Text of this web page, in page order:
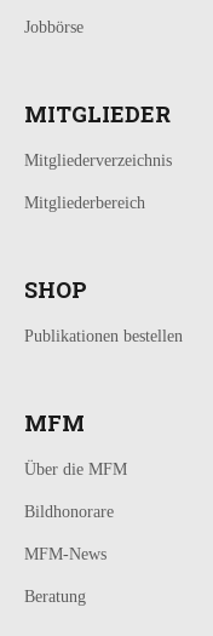
Jobbörse
MITGLIEDER
Mitgliederverzeichnis
Mitgliederbereich
SHOP
Publikationen bestellen
MFM
Über die MFM
Bildhonorare
MFM-News
Beratung